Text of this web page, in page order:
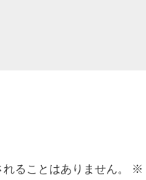
ることはありません。 ※